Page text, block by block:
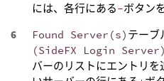
には、各行にある-ボタン
Found Server(s) テーブ
(SideFX Login Server)
バーのリストにエントリ